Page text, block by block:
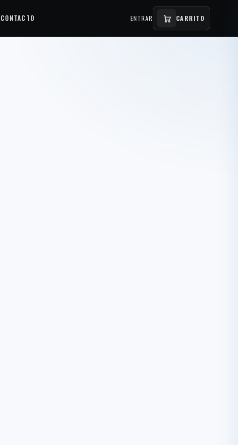
CONTACTO ENTRAR CARRITO